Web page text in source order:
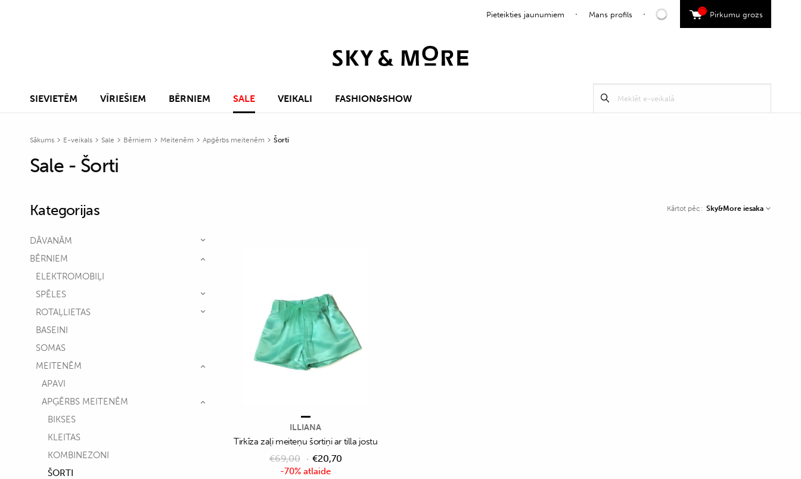
Pieteikties jaunumiem Mans profils Pirkumu grozs
0
SIEVIETĒM VĪRIEŠIEM BĒRNIEM SALE VEIKALI FASHION&SHOW Meklēt
Sākums E-veikals Sale Bērniem Meitenēm Apģērbs meitenēm Šorti
Sale - Šorti
Kārtot pēc: Sky&More iesaka
-70% atlaide
ILLIANA
Tirkīza zaļi meiteņu šortiņi ar tilla jostu
€69,00 €20,70
Kategorijas
DĀVANĀM
BĒRNIEM
ELEKTROMOBIĻI
SPĒLES
ROTAĻLIETAS
BASEINI
SOMAS
MEITENĒM
APAVI
APĢĒRBS MEITENĒM
BIKSES
KLEITAS
KOMBINEZONI
ŠORTI